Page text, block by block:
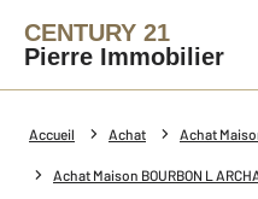
CENTURY 21
Pierre Immobilier
Accueil Achat Achat
Achat Maison BOURBON L